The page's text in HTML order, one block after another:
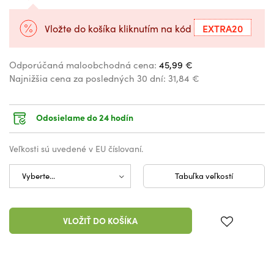
Vložte do košíka kliknutím na kód EXTRA20
Odporúčaná maloobchodná cena: 45,99 €
Najnižšia cena za posledných 30 dní: 31,84 €
Odosielame do 24 hodín
Veľkosti sú uvedené v EU číslovaní.
Tabuľka veľkostí
VLOŽIŤ DO KOŠÍKA